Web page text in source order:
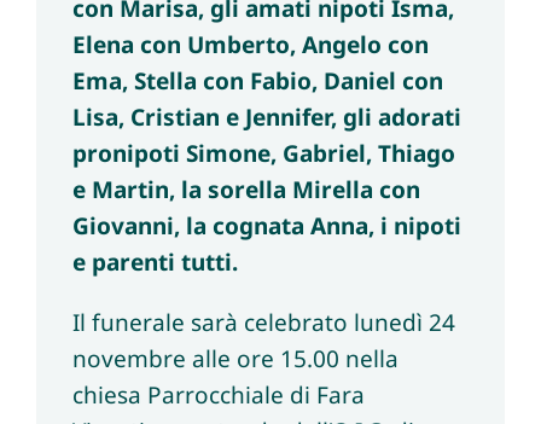
con Marisa, gli amati nipoti Isma,
Elena con Umberto, Angelo con
Ema, Stella con Fabio, Daniel con
Lisa, Cristian e Jennifer, gli adorati
pronipoti Simone, Gabriel, Thiago
e Martin, la sorella Mirella con
Giovanni, la cognata Anna, i nipoti
e parenti tutti.
Il funerale sarà celebrato lunedì 24
novembre alle ore 15.00 nella
chiesa Parrocchiale di Fara